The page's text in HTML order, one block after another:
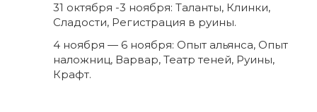
31 октября -3 ноября: Таланты, Клинки,
Сладости, Регистрация в руины.
4 ноября — 6 ноября: Опыт альянса, Опыт
наложниц, Варвар, Театр теней, Руины,
Крафт.